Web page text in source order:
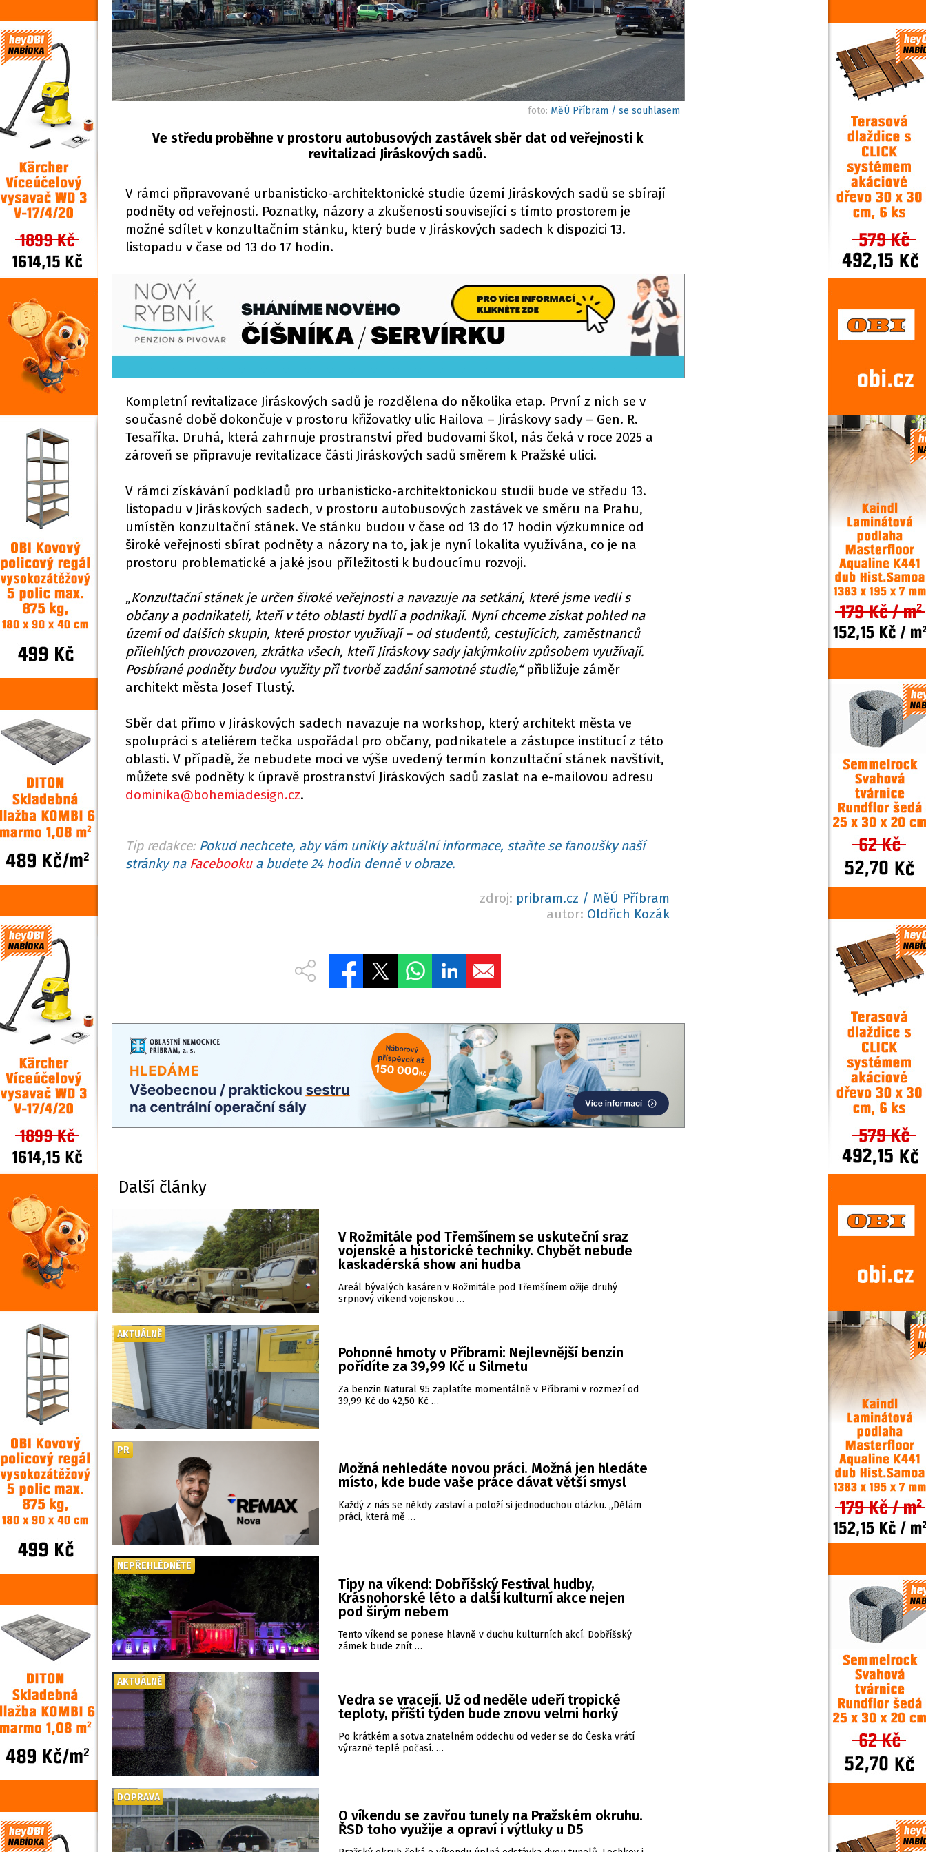
foto: MěÚ Příbram / se souhlasem
Ve středu proběhne v prostoru autobusových zastávek sběr dat od veřejnosti k
revitalizaci Jiráskových sadů.
V rámci připravované urbanisticko-architektonické studie území Jiráskových sadů se sbírají
podněty od veřejnosti. Poznatky, názory a zkušenosti související s tímto prostorem je
možné sdílet v konzultačním stánku, který bude v Jiráskových sadech k dispozici 13.
listopadu v čase od 13 do 17 hodin.
Kompletní revitalizace Jiráskových sadů je rozdělena do několika etap. První z nich se v
současné době dokončuje v prostoru křižovatky ulic Hailova – Jiráskovy sady – Gen. R.
Tesaříka. Druhá, která zahrnuje prostranství před budovami škol, nás čeká v roce 2025 a
zároveň se připravuje revitalizace části Jiráskových sadů směrem k Pražské ulici.
V rámci získávání podkladů pro urbanisticko-architektonickou studii bude ve středu 13.
listopadu v Jiráskových sadech, v prostoru autobusových zastávek ve směru na Prahu,
umístěn konzultační stánek. Ve stánku budou v čase od 13 do 17 hodin výzkumnice od
široké veřejnosti sbírat podněty a názory na to, jak je nyní lokalita využívána, co je na
prostoru problematické a jaké jsou příležitosti k budoucímu rozvoji.
„Konzultační stánek je určen široké veřejnosti a navazuje na setkání, které jsme vedli s
občany a podnikateli, kteří v této oblasti bydlí a podnikají. Nyní chceme získat pohled na
území od dalších skupin, které prostor využívají – od studentů, cestujících, zaměstnanců
přilehlých provozoven, zkrátka všech, kteří Jiráskovy sady jakýmkoliv způsobem využívají.
Posbírané podněty budou využity při tvorbě zadání samotné studie,“přibližuje záměr
architekt města Josef Tlustý.
Sběr dat přímo v Jiráskových sadech navazuje na workshop, který architekt města ve
spolupráci s ateliérem tečka uspořádal pro občany, podnikatele a zástupce institucí z této
oblasti. V případě, že nebudete moci ve výše uvedený termín konzultační stánek navštívit,
můžete své podněty k úpravě prostranství Jiráskových sadů zaslat na e-mailovou adresu
dominika@bohemiadesign.cz.
Tip redakce: Pokud nechcete, aby vám unikly aktuální informace, staňte se fanoušky naší
stránky na Facebookua budete 24 hodin denně v obraze.
zdroj: pribram.cz / MěÚ Příbram
autor: Oldřich Kozák
Další články
V Rožmitále pod Třemšínem se uskuteční sraz
vojenské a historické techniky. Chybět nebude
kaskadérská show ani hudba
Areál bývalých kasáren v Rožmitále pod Třemšínem ožije druhý
srpnový víkend vojenskou …
Pohonné hmoty v Příbrami: Nejlevnější benzin
pořídíte za 39,99 Kč u Silmetu
Za benzin Natural 95 zaplatíte momentálně v Příbrami v rozmezí od
39,99 Kč do 42,50 Kč …
AKTUÁLNĚ
Možná nehledáte novou práci. Možná jen hledáte
místo, kde bude vaše práce dávat větší smysl
Každý z nás se někdy zastaví a položí si jednoduchou otázku. „Dělám
práci, která mě …
PR
Tipy na víkend: Dobříšský Festival hudby,
Krásnohorské léto a další kulturní akce nejen
pod širým nebem
Tento víkend se ponese hlavně v duchu kulturních akcí. Dobříšský
zámek bude znít …
NEPŘEHLÉDNĚTE
Vedra se vracejí. Už od neděle udeří tropické
teploty, příští týden bude znovu velmi horký
Po krátkém a sotva znatelném oddechu od veder se do Česka vrátí
výrazně teplé počasí. …
AKTUÁLNĚ
O víkendu se zavřou tunely na Pražském okruhu.
ŘSD toho využije a opraví i výtluky u D5
DOPRAVA